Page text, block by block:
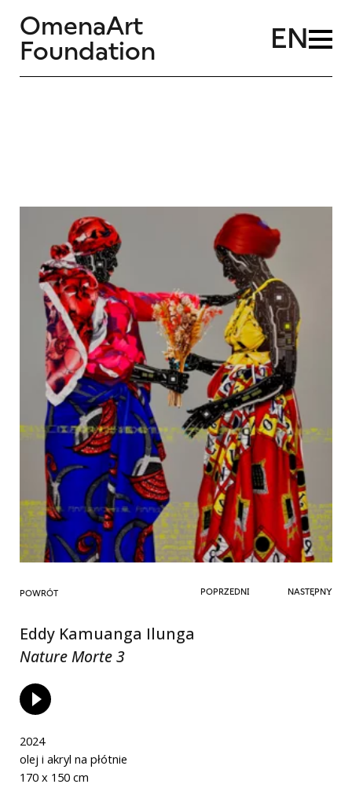
OmenaArt
Foundation
EN
POWRÓT POPRZEDNI NASTĘPNY
Eddy Kamuanga Ilunga
Nature Morte 3
2024
olej i akryl na płótnie
170 x 150 cm